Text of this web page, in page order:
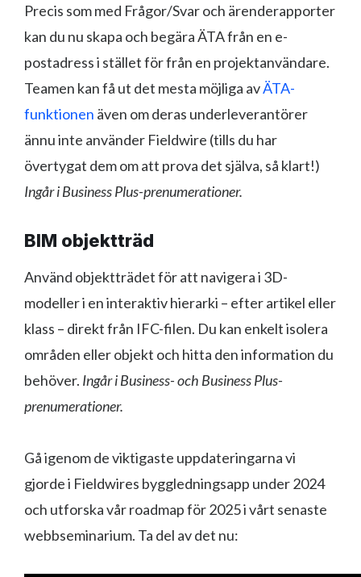
Precis som med Frågor/Svar och ärenderapporter
kan du nu skapa och begära ÄTA från en e-
postadress i stället för från en projektanvändare.
Teamen kan få ut det mesta möjliga avÄTA-
funktionen även om deras underleverantörer
ännu inte använder Fieldwire (tills du har
övertygat dem om att prova det själva, så klart!)
Ingår i Business Plus-prenumerationer.
BIM objektträd
Använd objektträdet för att navigera i 3D-
modeller i en interaktiv hierarki – efter artikel eller
klass – direkt från IFC-filen. Du kan enkelt isolera
områden eller objekt och hitta den information du
behöver. Ingår i Business- och Business Plus-
prenumerationer.
Gå igenom de viktigaste uppdateringarna vi
gjorde i Fieldwires byggledningsapp under 2024
och utforska vår roadmap för 2025 i vårt senaste
webbseminarium. Ta del av det nu: